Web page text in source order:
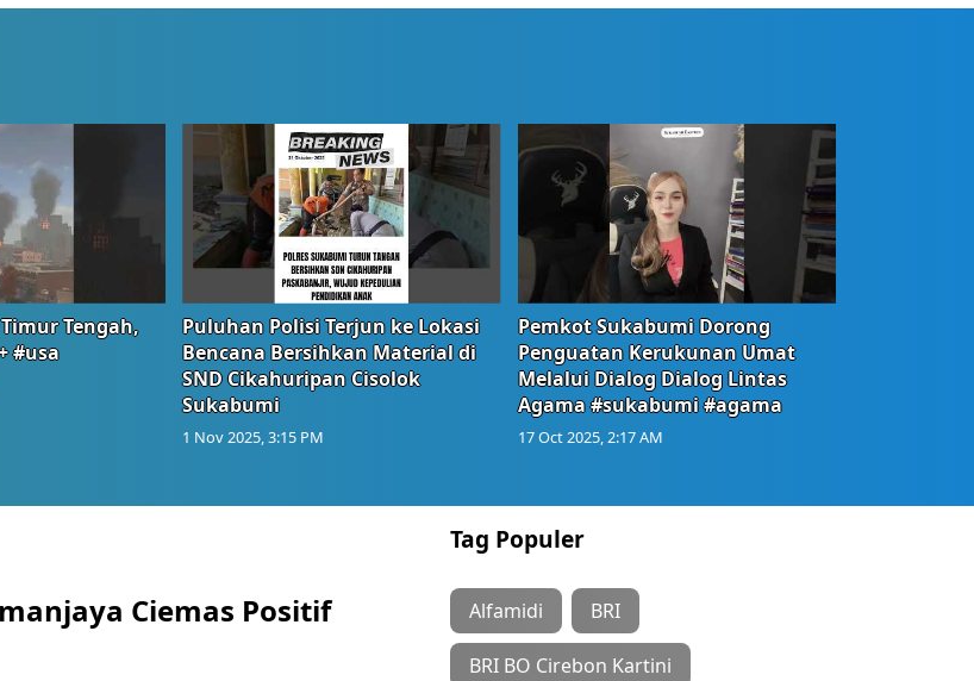
Tengah,
#usa
Puluhan Polisi Terjun ke Lokasi
Bencana Bersihkan Material di
SND Cikahuripan Cisolok
Sukabumi
1 Nov 2025, 3:15 PM
Pemkot Sukabumi Dorong
Penguatan Kerukunan Umat
Melalui Dialog Dialog Lintas
Agama #sukabumi #agama
17 Oct 2025, 2:17 AM
Ciemas Positif
Tag Populer
Alfamidi BRI
BRI BO Cirebon Kartini